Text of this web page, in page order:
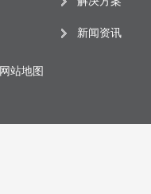
网站地图
新闻资讯